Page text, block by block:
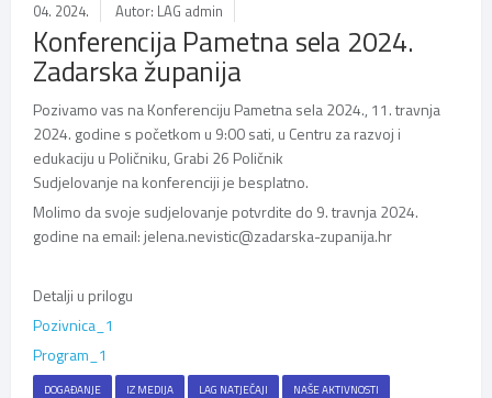
04. 2024. Autor: LAG admin
Konferencija Pametna sela 2024.
Zadarska županija
Pozivamo vas na Konferenciju Pametna sela 2024., 11. travnja
2024. godine s početkom u 9:00 sati, u Centru za razvoj i
edukaciju u Poličniku, Grabi 26 Poličnik
Sudjelovanje na konferenciji je besplatno.
Molimo da svoje sudjelovanje potvrdite do 9. travnja 2024.
godine na email: jelena.nevistic@zadarska-zupanija.hr
Detalji u prilogu
Pozivnica_1
Program_1
DOGAĐANJE IZ MEDIJA LAG NATJEČAJI
NAŠE AKTIVNOSTI